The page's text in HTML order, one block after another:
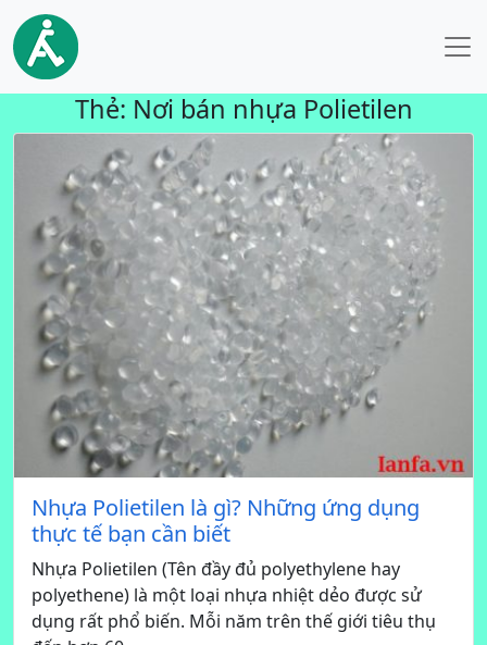
Thẻ: Nơi bán nhựa Polietilen
Nhựa Polietilen là gì? Những ứng dụng
thực tế bạn cần biết
Nhựa Polietilen (Tên đầy đủ polyethylene hay
polyethene) là một loại nhựa nhiệt dẻo được sử
dụng rất phổ biến. Mỗi năm trên thế giới tiêu thụ